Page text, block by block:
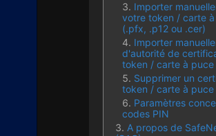
Importer
votre token / carte
(.pfx, .p12 ou .cer)
Importer
d'autorité de
token / carte à puce
Supprimer un
token / carte à puce
Paramètres
codes PIN
A propos de